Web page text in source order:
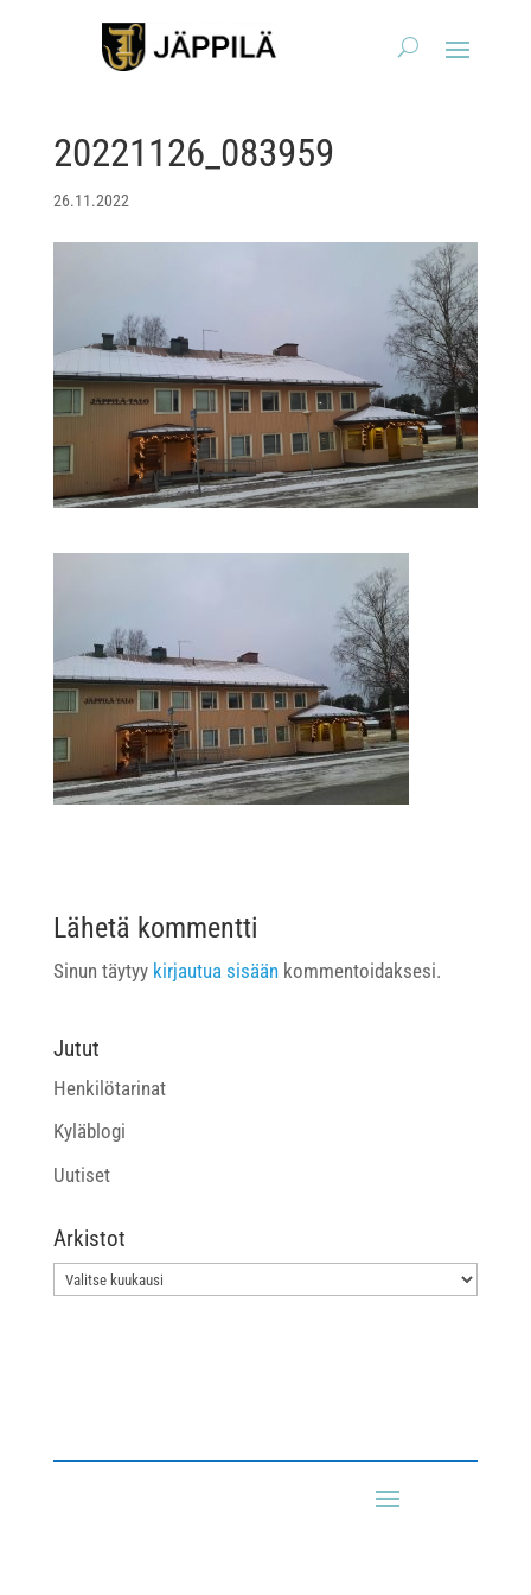
20221126_083959
26.11.2022
Lähetä kommentti
Sinun täytyy kirjautua sisäänkommentoidaksesi.
Jutut
Henkilötarinat
Kyläblogi
Uutiset
Arkistot
Arkistot